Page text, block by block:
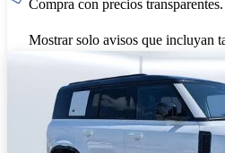
Compra con precios transparentes.
Mostrar solo avisos que incluyan